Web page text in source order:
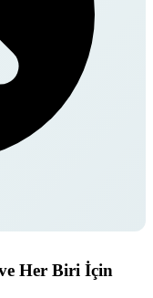
ve Her Biri İçin